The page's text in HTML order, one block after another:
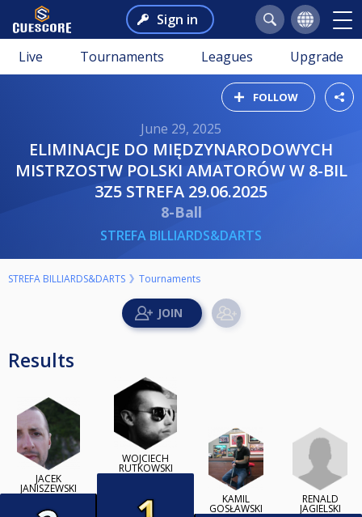
Sign in
Live Tournaments Leagues Upgrade
FOLLOW
June 29, 2025
ELIMINACJE DO MIĘDZYNARODOWYCH
MISTRZOSTW POLSKI AMATORÓW W 8-BIL
3Z5 STREFA 29.06.2025
8-Ball
STREFA BILLIARDS&DARTS
STREFA BILLIARDS&DARTS Tournaments
Results
JACEK
JANISZEWSKI
WOJCIECH
RUTKOWSKI
KAMIL
GOSŁAWSKI
RENALD
JAGIELSKI